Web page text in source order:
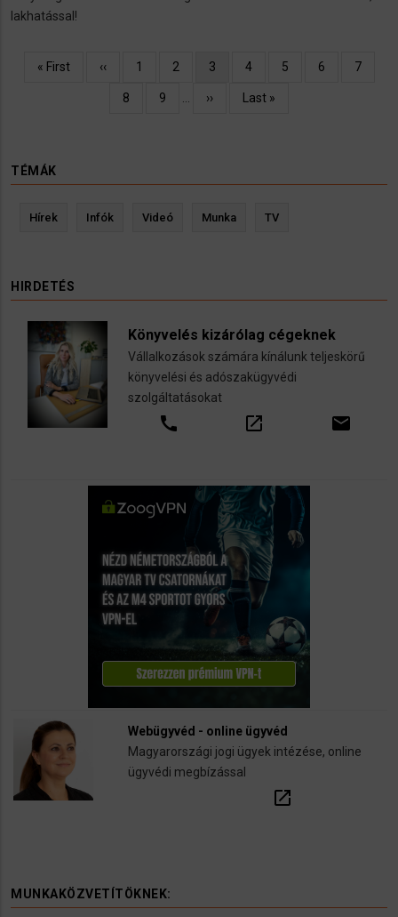
lakhatással!
Oldalszámozás
Első
« First
Előző
‹‹ Oldal
1 Oldal
2
Jelenlegi
3 Oldal
4 Oldal
5 Oldal
6 Oldal
7
Oldal
8 Oldal
9
Következő
››
Utolsó
Last »
TÉMÁK
Hírek Infók Videó Munka TV
HIRDETÉS
Könyvelés kizárólag cégeknek
Vállalkozások számára kínálunk teljeskörű
könyvelési és adószakügyvédi
szolgáltatásokat
call open_in_new email
Webügyvéd - online ügyvéd
Magyarországi jogi ügyek intézése, online
ügyvédi megbízással
open_in_new
MUNKAKÖZVETÍTÖKNEK: